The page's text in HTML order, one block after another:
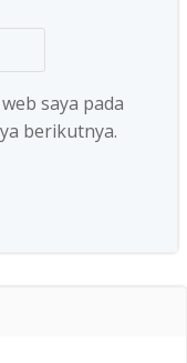
saya pada
berikutnya.